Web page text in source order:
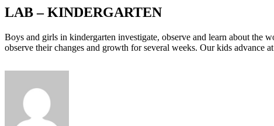
LAB – KINDERGARTEN
Boys and girls in kindergarten investigate, observe and learn about the
observe their changes and growth for several weeks. Our kids advance